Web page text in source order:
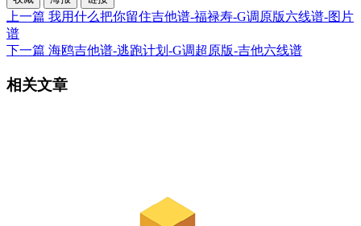
上一篇 我用什么把你留住吉他谱-福禄寿-G调原版六线谱-图片
谱
下一篇 海鸥吉他谱-逃跑计划-G调超原版-吉他六线谱
相关文章